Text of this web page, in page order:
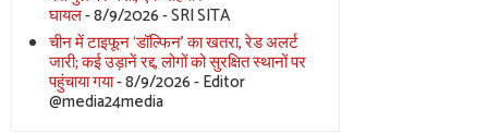
घायल- 8/9/2026- SRI SITA
चीन में टाइफून ‘डॉल्फिन’ का खतरा, रेड अलर्ट
जारी; कई उड़ानें रद्द, लोगों को सुरक्षित स्थानों पर
पहुंचाया गया- 8/9/2026- Editor
@media24media